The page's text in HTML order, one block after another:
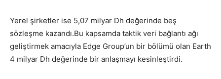
Yerel şirketler ise 5,07 milyar Dh değerinde beş
sözleşme kazandı.Bu kapsamda taktik veri bağlantı ağı
geliştirmek amacıyla Edge Group’un bir bölümü olan Earth
4 milyar Dh değerinde bir anlaşmayı kesinleştirdi.